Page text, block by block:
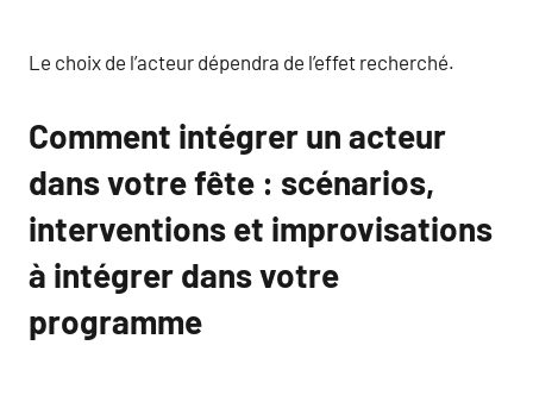
Le choix de l’acteur dépendra de l’effet recherché.
Comment intégrer un acteur
dans votre fête : scénarios,
interventions et improvisations
à intégrer dans votre
programme